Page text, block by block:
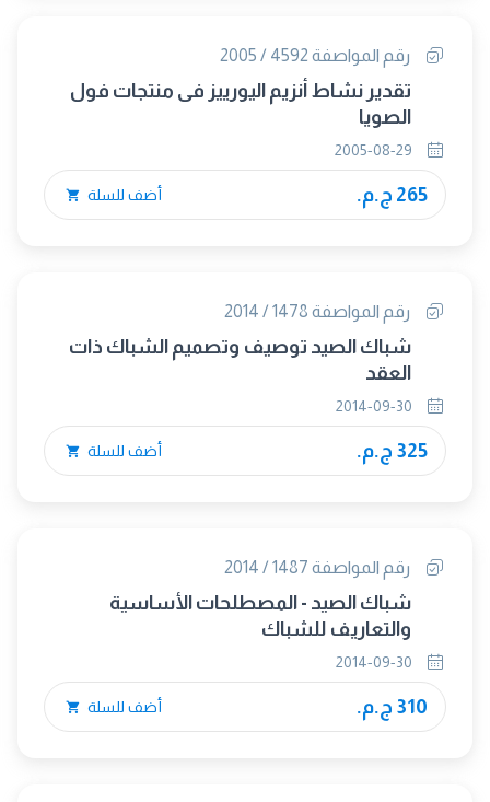
رقم المواصفة 4592 / 2005
تقدير نشاط أنزيم اليورييز فى منتجات فول
الصويا
265 ج.م. أضف للسلة
رقم المواصفة 1478 / 2014
شباك الصيد توصيف وتصميم الشباك ذات
العقد
325 ج.م. أضف للسلة
رقم المواصفة 1487 / 2014
شباك الصيد - المصطلحات الأساسية
والتعاريف للشباك
310 ج.م. أضف للسلة